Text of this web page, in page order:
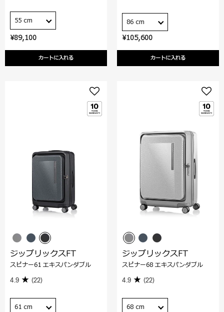
¥89,100
カートに入れる
55 cm
¥105,600
カートに入れる
86 cm
ジップリックスFT
スピナー61 エキスパンダブル
4.9 (22)
61 cm
ジップリックスFT
スピナー68 エキスパンダブル
4.9 (22)
68 cm